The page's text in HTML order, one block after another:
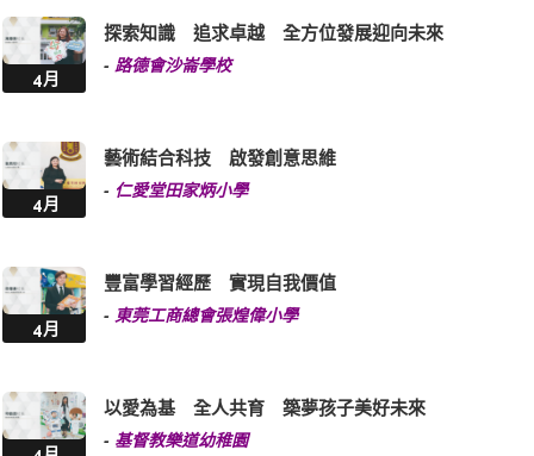
4月
探索知識 追求卓越 全方位發展迎向未來
- 路德會沙崙學校
4月
藝術結合科技 啟發創意思維
- 仁愛堂田家炳小學
4月
豐富學習經歷 實現自我價值
- 東莞工商總會張煌偉小學
以愛為基 全人共育 築夢孩子美好未來
- 基督教樂道幼稚園